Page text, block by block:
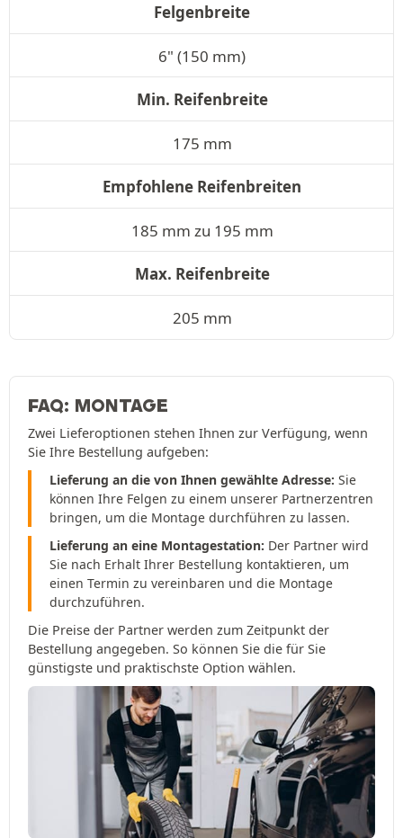
Felgenbreite
6" (150 mm)
Min. Reifenbreite
175 mm
Empfohlene Reifenbreiten
185 mm zu 195 mm
Max. Reifenbreite
205 mm
FAQ: MONTAGE
Zwei Lieferoptionen stehen Ihnen zur Verfügung, wenn
Sie Ihre Bestellung aufgeben:
Lieferung an die von Ihnen gewählte Adresse: Sie
können Ihre Felgen zu einem unserer Partnerzentren
bringen, um die Montage durchführen zu lassen.
Lieferung an eine Montagestation: Der Partner wird
Sie nach Erhalt Ihrer Bestellung kontaktieren, um
einen Termin zu vereinbaren und die Montage
durchzuführen.
Die Preise der Partner werden zum Zeitpunkt der
Bestellung angegeben. So können Sie die für Sie
günstigste und praktischste Option wählen.